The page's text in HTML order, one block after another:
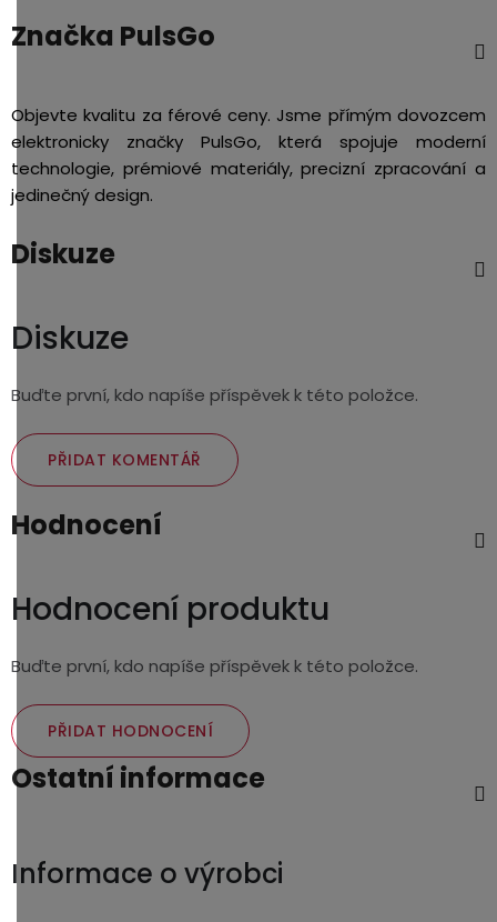
Značka PulsGo
Objevte kvalitu za férové ceny. Jsme přímým dovozcem
elektronicky značky PulsGo, která spojuje moderní
technologie, prémiové materiály, precizní zpracování a
jedinečný design.
Diskuze
Diskuze
Buďte první, kdo napíše příspěvek k této položce.
PŘIDAT KOMENTÁŘ
Hodnocení
Hodnocení produktu
Buďte první, kdo napíše příspěvek k této položce.
PŘIDAT HODNOCENÍ
Ostatní informace